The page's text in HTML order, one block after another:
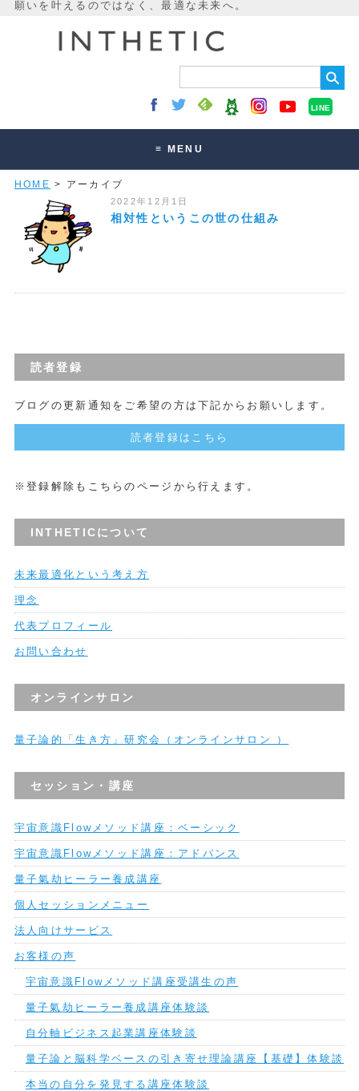
LINE
≡ MENU
講座・セッション
HOME > アーカイブ
2022年12月1日
相対性というこの世の仕組み
読者登録
ブログの更新通知をご希望の方は下記からお願いします。
読者登録はこちら
※登録解除もこちらのページから行えます。
INTHETICについて
未来最適化という考え方
理念
代表プロフィール
お問い合わせ
オンラインサロン
量子論的「生き方」研究会（オンラインサロン ）
セッション・講座
宇宙意識Flowメソッド講座：ベーシック
宇宙意識Flowメソッド講座：アドバンス
量子氣劫ヒーラー養成講座
個人セッションメニュー
法人向けサービス
お客様の声
宇宙意識Flowメソッド講座受講生の声
量子氣劫ヒーラー養成講座体験談
自分軸ビジネス起業講座体験談
量子論と脳科学ベースの引き寄せ理論講座【基礎】体験談
本当の自分を発見する講座体験談